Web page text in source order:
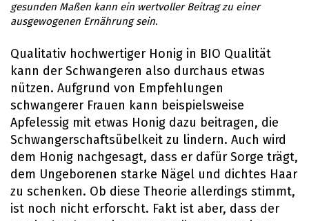
gesunden Maßen kann ein wertvoller Beitrag zu einer
ausgewogenen Ernährung sein.
Qualitativ hochwertiger Honig in BIO Qualität
kann der Schwangeren also durchaus etwas
nützen. Aufgrund von Empfehlungen
schwangerer Frauen kann beispielsweise
Apfelessig mit etwas Honig dazu beitragen, die
Schwangerschaftsübelkeit zu lindern. Auch wird
dem Honig nachgesagt, dass er dafür Sorge trägt,
dem Ungeborenen starke Nägel und dichtes Haar
zu schenken. Ob diese Theorie allerdings stimmt,
ist noch nicht erforscht. Fakt ist aber, dass der